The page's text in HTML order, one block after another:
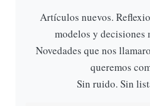
Artículos nuevos.
modelos y decisiones
Novedades que nos
queremos
Sin ruido. Sin